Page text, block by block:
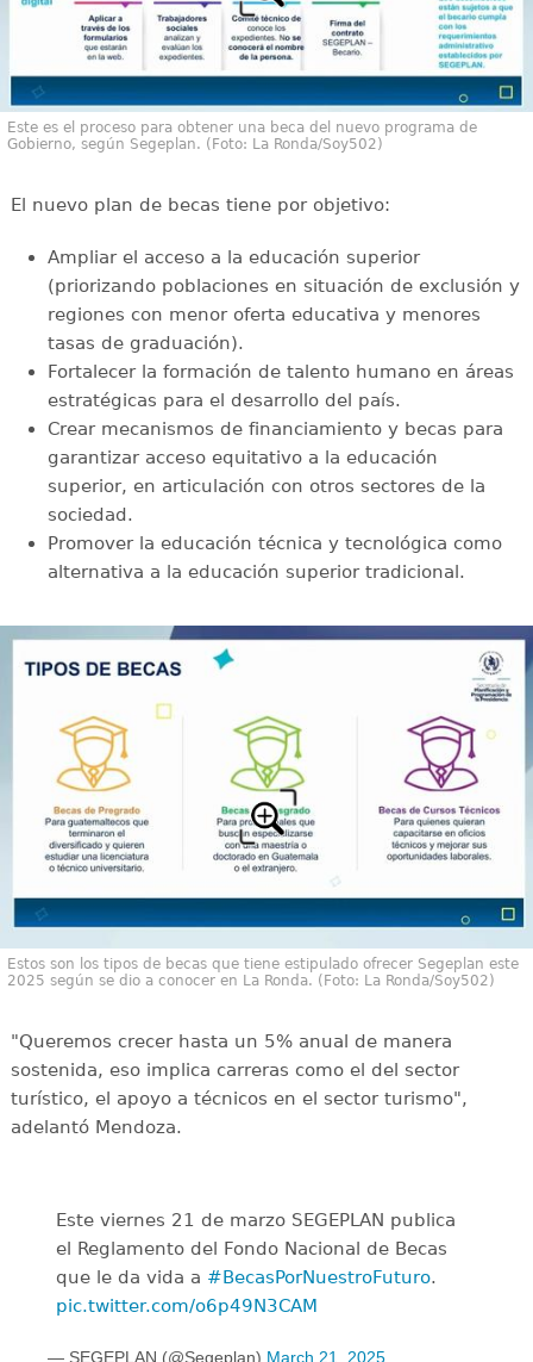
Este es el proceso para obtener una beca del nuevo programa de
Gobierno, según Segeplan. (Foto: La Ronda/Soy502)
El nuevo plan de becas tiene por objetivo:
Ampliar el acceso a la educación superior
(priorizando poblaciones en situación de exclusión y
regiones con menor oferta educativa y menores
tasas de graduación).
Fortalecer la formación de talento humano en áreas
estratégicas para el desarrollo del país.
Crear mecanismos de financiamiento y becas para
garantizar acceso equitativo a la educación
superior, en articulación con otros sectores de la
sociedad.
Promover la educación técnica y tecnológica como
alternativa a la educación superior tradicional.
Estos son los tipos de becas que tiene estipulado ofrecer Segeplan este
2025 según se dio a conocer en La Ronda. (Foto: La Ronda/Soy502)
"Queremos crecer hasta un 5% anual de manera
sostenida, eso implica carreras como el del sector
turístico, el apoyo a técnicos en el sector turismo",
adelantó Mendoza.
Este viernes 21 de marzo SEGEPLAN publica
el Reglamento del Fondo Nacional de Becas
que le da vida a #BecasPorNuestroFuturo.
pic.twitter.com/o6p49N3CAM
— SEGEPLAN (@Segeplan) March 21, 2025